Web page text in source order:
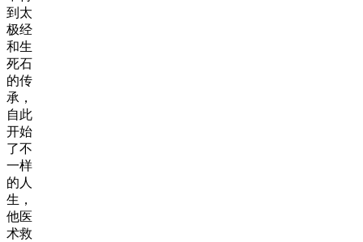
到太
极经
和生
死石
的传
承，
自此
开始
了不
一样
的人
生，
他医
术救